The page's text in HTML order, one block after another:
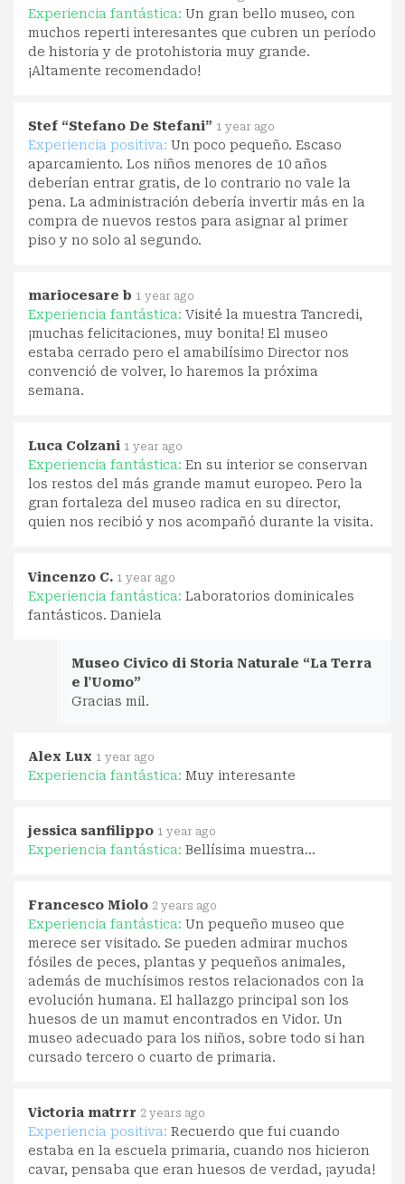
Experiencia fantástica: Un gran bello museo, con
muchos reperti interesantes que cubren un período
de historia y de protohistoria muy grande.
¡Altamente recomendado!
Stef “Stefano De Stefani” 1 year ago
Experiencia positiva: Un poco pequeño. Escaso
aparcamiento. Los niños menores de 10 años
deberían entrar gratis, de lo contrario no vale la
pena. La administración debería invertir más en la
compra de nuevos restos para asignar al primer
piso y no solo al segundo.
mariocesare b 1 year ago
Experiencia fantástica: Visité la muestra Tancredi,
¡muchas felicitaciones, muy bonita! El museo
estaba cerrado pero el amabilísimo Director nos
convenció de volver, lo haremos la próxima
semana.
Luca Colzani 1 year ago
Experiencia fantástica: En su interior se conservan
los restos del más grande mamut europeo. Pero la
gran fortaleza del museo radica en su director,
quien nos recibió y nos acompañó durante la visita.
Vincenzo C. 1 year ago
Experiencia fantástica: Laboratorios dominicales
fantásticos. Daniela
Museo Civico di Storia Naturale “La Terra
e l'Uomo”
Gracias mil.
Alex Lux 1 year ago
Experiencia fantástica: Muy interesante
jessica sanfilippo 1 year ago
Experiencia fantástica: Bellísima muestra...
Francesco Miolo 2 years ago
Experiencia fantástica: Un pequeño museo que
merece ser visitado. Se pueden admirar muchos
fósiles de peces, plantas y pequeños animales,
además de muchísimos restos relacionados con la
evolución humana. El hallazgo principal son los
huesos de un mamut encontrados en Vidor. Un
museo adecuado para los niños, sobre todo si han
cursado tercero o cuarto de primaria.
Victoria matrrr 2 years ago
Experiencia positiva: Recuerdo que fui cuando
estaba en la escuela primaria, cuando nos hicieron
cavar, pensaba que eran huesos de verdad, ¡ayuda!